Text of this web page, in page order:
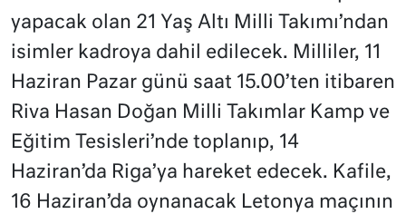
yapacak olan 21 Yaş Altı Milli Takımı’ndan
isimler kadroya dahil edilecek. Milliler, 11
Haziran Pazar günü saat 15.00’ten itibaren
Riva Hasan Doğan Milli Takımlar Kamp ve
Eğitim Tesisleri’nde toplanıp, 14
Haziran’da Riga’ya hareket edecek. Kafile,
16 Haziran’da oynanacak Letonya maçının